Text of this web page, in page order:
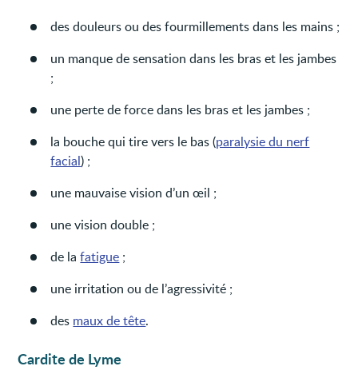
des douleurs ou des fourmillements dans les mains ;
un manque de sensation dans les bras et les jambes
;
une perte de force dans les bras et les jambes ;
la bouche qui tire vers le bas (paralysie du nerf
facial) ;
une mauvaise vision d’un œil ;
une vision double ;
de lafatigue ;
une irritation ou de l’agressivité ;
des maux de tête.
Cardite de Lyme